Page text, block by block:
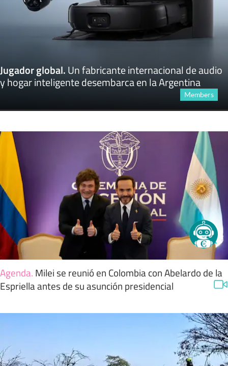
Jugador global.Un fabricante internacional de audio
y hogar inteligente desembarca en la Argentina
Members
Agenda. Milei se reunió en Colombia con Abelardo de la
Espriella antes de su asunción presidencial